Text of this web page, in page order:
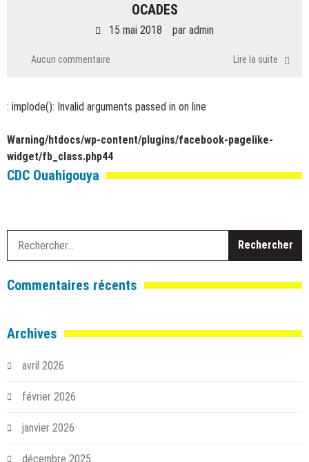
OCADES
15 mai 2018 par admin
Aucun commentaire Lire la suite
: implode(): Invalid arguments passed in on line
Warning/htdocs/wp-content/plugins/facebook-pagelike-
widget/fb_class.php44
CDC Ouahigouya
Commentaires récents
Archives
avril 2026
février 2026
janvier 2026
décembre 2025